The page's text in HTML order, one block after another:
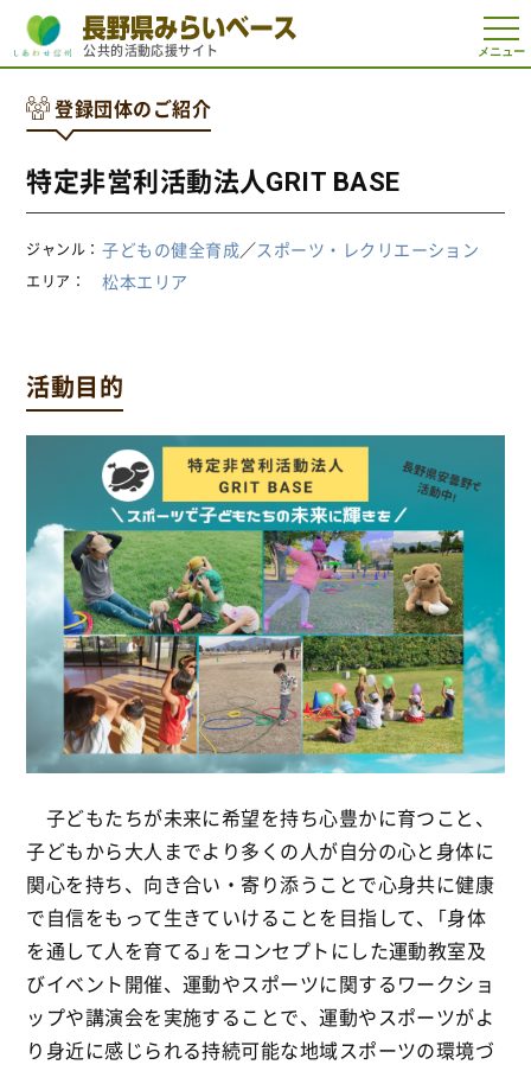
t
o
g
公共的活動応援サイト
登録団体のご紹介
特定非営利活動法人GRIT BASE
ジャンル 子どもの健全育成／スポーツ・レクリエーション
エリア 松本エリア
活動目的
子どもたちが未来に希望を持ち心豊かに育つこと、
子どもから大人までより多くの人が自分の心と身体に
関心を持ち、向き合い・寄り添うことで心身共に健康
で自信をもって生きていけることを目指して、「身体
を通して人を育てる」をコンセプトにした運動教室及
びイベント開催、運動やスポーツに関するワークショ
ップや講演会を実施することで、運動やスポーツがよ
り身近に感じられる持続可能な地域スポーツの環境づ